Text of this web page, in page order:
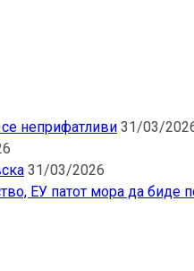
се неприфатливи 31/03/
31/03/2026
ЕУ патот мора да биде